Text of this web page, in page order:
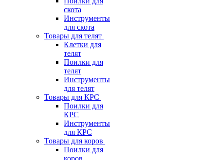
скота
Инструменты
для скота
Товары для телят
Клетки для
телят
Поилки для
телят
Инструменты
для телят
Товары для КРС
Поилки для
КРС
Инструменты
для КРС
Товары для коров
Поилки для
коров